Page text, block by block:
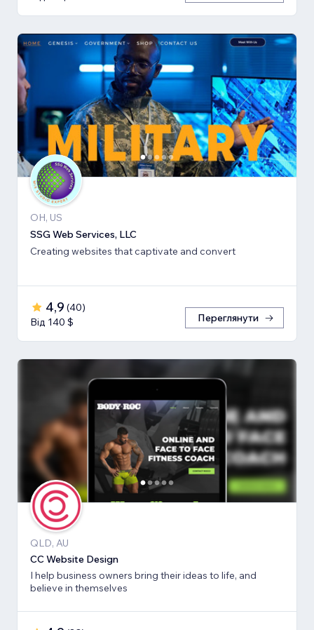
OH, US
SSG Web Services, LLC
Creating websites that captivate and convert
4,9 (40)
Від 140 $
Переглянути
QLD, AU
CC Website Design
I help business owners bring their ideas to life, and
believe in themselves